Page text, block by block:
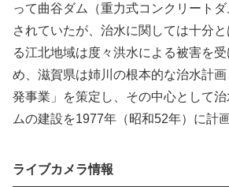
って曲谷ダム（重力式コンクリート
されていたが、治水に関しては十分
る江北地域は度々洪水による被害を
め、滋賀県は姉川の根本的な治水計
発事業」を策定し、その中心として
ムの建設を1977年（昭和52年）に計画
ライブカメラ情報